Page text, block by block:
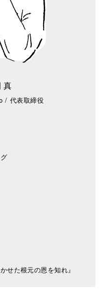
真
/ 代表取締役
せた根元の恩を知れ』